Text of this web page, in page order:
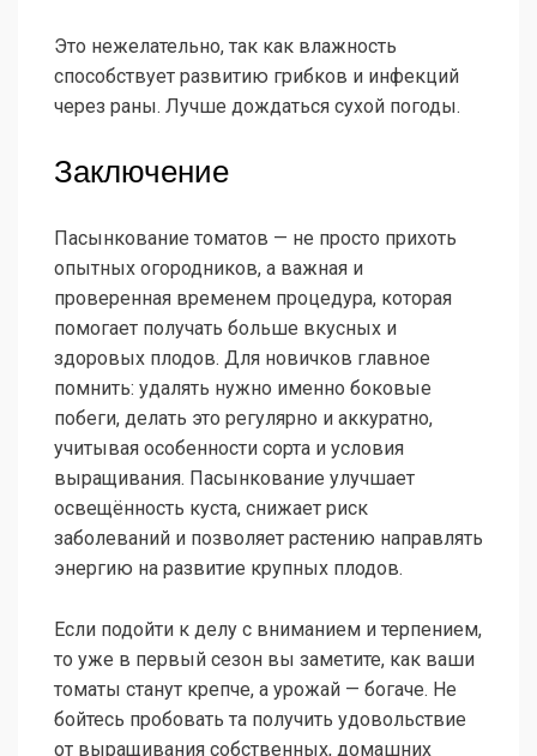
Это нежелательно, так как влажность
способствует развитию грибков и инфекций
через раны. Лучше дождаться сухой погоды.
Заключение
Пасынкование томатов — не просто прихоть
опытных огородников, а важная и
проверенная временем процедура, которая
помогает получать больше вкусных и
здоровых плодов. Для новичков главное
помнить: удалять нужно именно боковые
побеги, делать это регулярно и аккуратно,
учитывая особенности сорта и условия
выращивания. Пасынкование улучшает
освещённость куста, снижает риск
заболеваний и позволяет растению направлять
энергию на развитие крупных плодов.
Если подойти к делу с вниманием и терпением,
то уже в первый сезон вы заметите, как ваши
томаты станут крепче, а урожай — богаче. Не
бойтесь пробовать та получить удовольствие
от выращивания собственных, домашних